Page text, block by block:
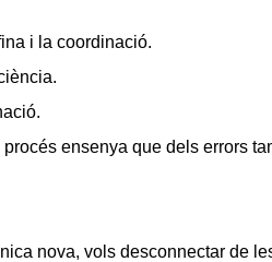
i la coordinació.
ensenya que dels errors
nova, vols desconnectar de